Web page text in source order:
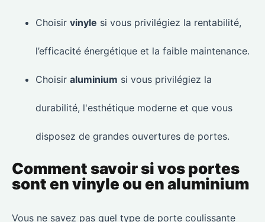
Choisir vinyle si vous privilégiez la rentabilité,
l’efficacité énergétique et la faible maintenance.
Choisir aluminium si vous privilégiez la
durabilité, l'esthétique moderne et que vous
disposez de grandes ouvertures de portes.
Comment savoir si vos portes
sont en vinyle ou en aluminium
Vous ne savez pas quel type de porte coulissante